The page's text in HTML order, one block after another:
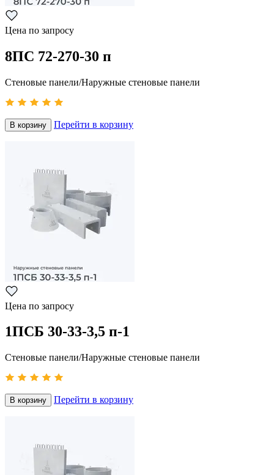
Цена по запросу
8ПС 72-270-30 п
Стеновые панели/Наружные стеновые панели
В корзину Перейти в корзину
Цена по запросу
1ПСБ 30-33-3,5 п-1
Стеновые панели/Наружные стеновые панели
В корзину Перейти в корзину